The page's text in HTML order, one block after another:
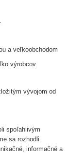
a veľkoobchodom
výrobcov.
vývojom od
spoľahlivým
sa rozhodli
informačné a